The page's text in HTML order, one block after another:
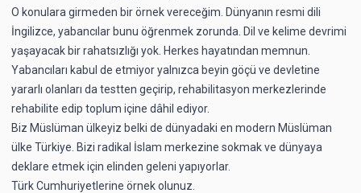
O konulara girmeden bir örnek vereceğim. Dünyanın resmi dili
İngilizce, yabancılar bunu öğrenmek zorunda. Dil ve kelime devrimi
yaşayacak bir rahatsızlığı yok. Herkes hayatından memnun.
Yabancıları kabul de etmiyor yalnızca beyin göçü ve devletine
yararlı olanları da testten geçirip, rehabilitasyon merkezlerinde
rehabilite edip toplum içine dâhil ediyor.
Biz Müslüman ülkeyiz belki de dünyadaki en modern Müslüman
ülke Türkiye. Bizi radikal İslam merkezine sokmak ve dünyaya
deklare etmek için elinden geleni yapıyorlar.
Türk Cumhuriyetlerine örnek olunuz.